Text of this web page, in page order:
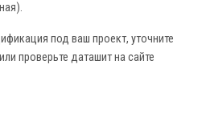
под ваш проект, уточните
проверьте даташит на сайте